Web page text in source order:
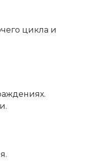
цикла и